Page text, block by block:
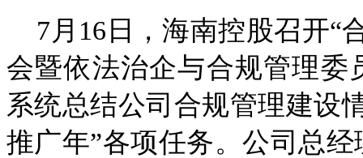
7月16日，海南控股召开“
会暨依法治企与合规管理委
系统总结公司合规管理建设
推广年”各项任务。公司总